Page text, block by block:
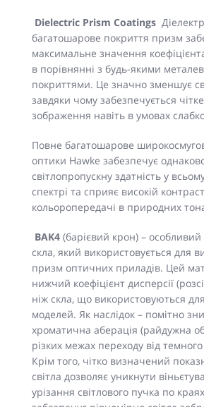
Dielectric Prism Coatings
багатошарове покриття призм
максимальне значення
в порівнянні з будь-якими
покриттями. Це значно зменшує
завдяки чому забезпечується
зображення навіть в умовах
Повне багатошарове
оптики Hawke забезпечує
світлопропускну здатність у
спектрі та сприяє високій
кольоропередачі в природних
BAK4 (барієвий крон) –
скла, який використовується для
призм оптичних приладів. Цей
нижчий коефіцієнт дисперсії
ніж скла, що використовуються
моделей. Як наслідок – помітно
хроматична аберація (райдужна
різких межах переходу від темного
Крім того, чітко визначений
світла дозволяє уникнути
урізання світлового пучка по